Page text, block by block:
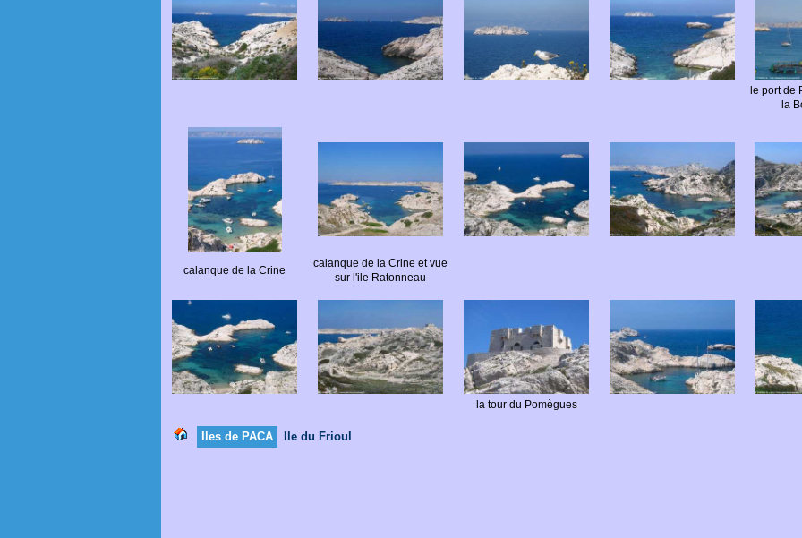
le port de
la
calanque de la Crine
calanque de la Crine et vue
sur l'ile Ratonneau
la tour du Pomègues
Iles de PACA Ile du Frioul